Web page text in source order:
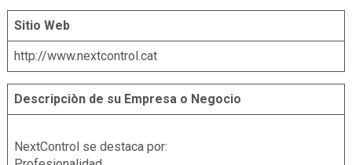
Sitio Web
http://www.nextcontrol.cat
Descripciòn de su Empresa o Negocio
NextControl se destaca por: